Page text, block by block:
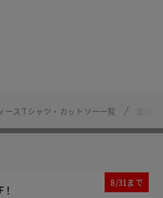
ース Tシャツ・カットソー一覧 立体
8/31まで